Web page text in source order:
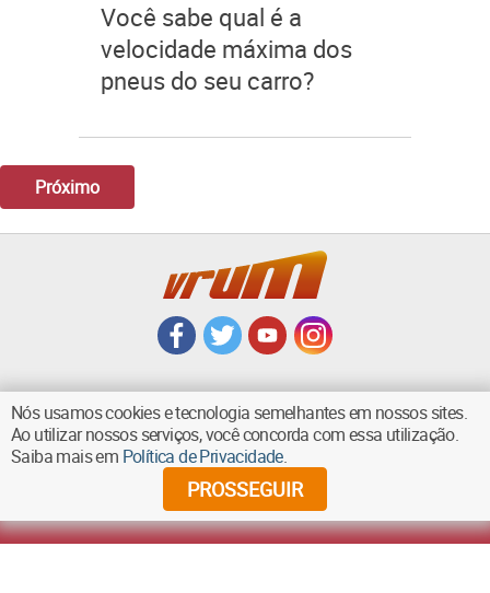
Você sabe qual é a
velocidade máxima dos
pneus do seu carro?
Próximo
VOLTAR AO TOPO
Diários Associados - Todos os direitos reservados
Nós usamos cookies e tecnologia semelhantes em nossos sites.
Ao utilizar nossos serviços, você concorda com essa utilização.
Saiba mais em Política de Privacidade.
PROSSEGUIR